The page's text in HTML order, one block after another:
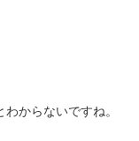
からないですね。